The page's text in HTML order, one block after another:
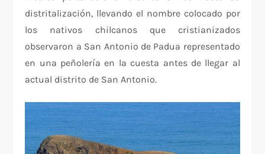
distritalización, llevando el nombre colocado por
los nativos chilcanos que cristianizados
observaron a San Antonio de Padua representado
en una peñolería en la cuesta antes de llegar al
actual distrito de San Antonio.